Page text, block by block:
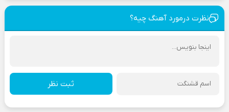
نظرت درمورد آهنگ چیه؟
ثبت نظر